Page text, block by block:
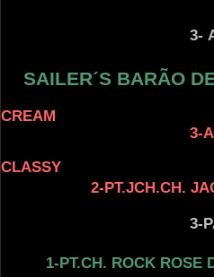
3-
SAILER´S BARÃO
CREAM
3-AM.CH.
CLASSY
2-PT.JCH.CH.
3-
1-PT.CH. ROCK ROSE